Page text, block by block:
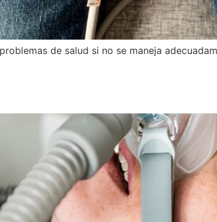
de salud si no se maneja